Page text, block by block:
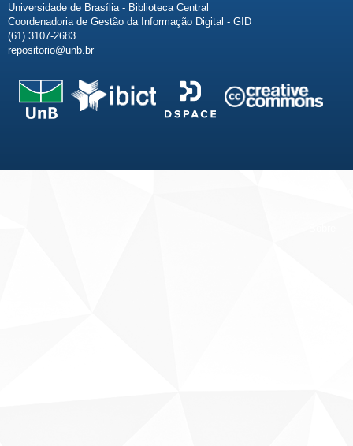
Universidade de Brasília - Biblioteca Central
Coordenadoria de Gestão da Informação Digital - GID
(61) 3107-2683
repositorio@unb.br